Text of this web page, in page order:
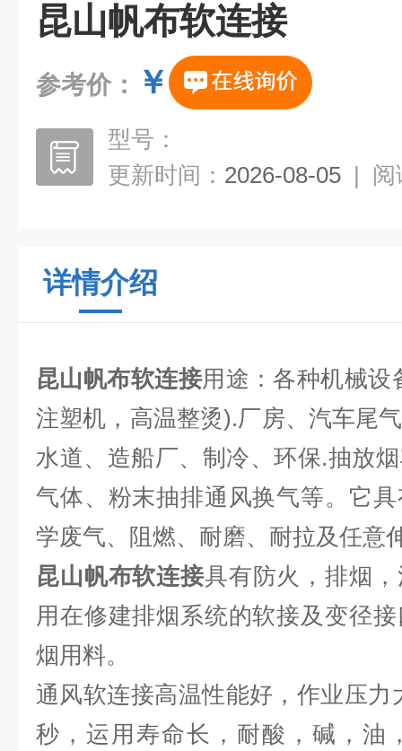
昆山帆布软连接
参考价： ￥
型号：
更新时间： 2026-08-05 | 阅
详情介绍
昆山帆布软连接用途：各种机械
注塑机，高温整烫).厂房、汽车尾
水道、造船厂、制冷、环保.抽放
气体、粉末抽排通风换气等。它
学废气、阻燃、耐磨、耐拉及任意
昆山帆布软连接具有防火，排烟
用在修建排烟系统的软接及变径
烟用料。
通风软连接高温性能好，作业压
秒，运用寿命长，耐酸，碱，油